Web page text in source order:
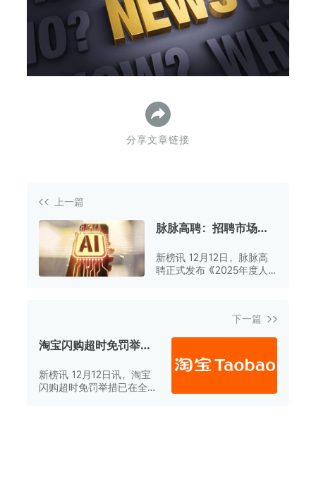
分享文章链接
上一篇
脉脉高聘：招聘市场回
倍
新榜讯 12月12日，脉脉高
聘正式发布《2025年度人
下一篇
淘宝闪购超时免罚举措
城市
新榜讯 12月12日讯，淘宝
闪购超时免罚举措已在全国